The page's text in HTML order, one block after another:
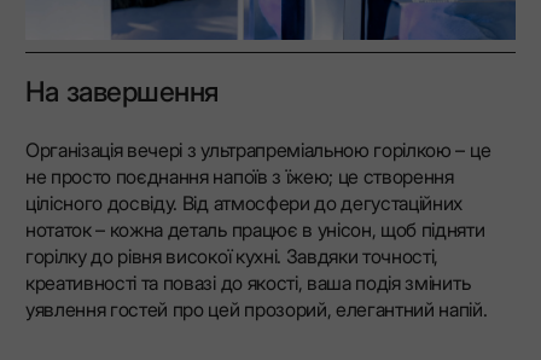
На завершення
Організація вечері з ультрапреміальною горілкою – це
не просто поєднання напоїв з їжею; це створення
цілісного досвіду. Від атмосфери до дегустаційних
нотаток – кожна деталь працює в унісон, щоб підняти
горілку до рівня високої кухні. Завдяки точності,
креативності та повазі до якості, ваша подія змінить
уявлення гостей про цей прозорий, елегантний напій.